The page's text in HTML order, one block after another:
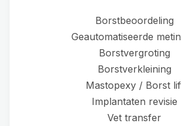
Borstbeoordeling
Geautomatiseerde
Borstvergroting
Borstverkleining
Mastopexy / Borst
Implantaten revisie
Vet transfer